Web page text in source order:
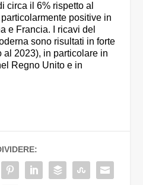
circa il 6% rispetto al
positive in
e Francia. I ricavi del
sono risultati in forte
al 2023), in particolare in
Regno Unito e in